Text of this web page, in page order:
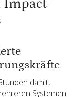
Impact-
damit,
Systemen